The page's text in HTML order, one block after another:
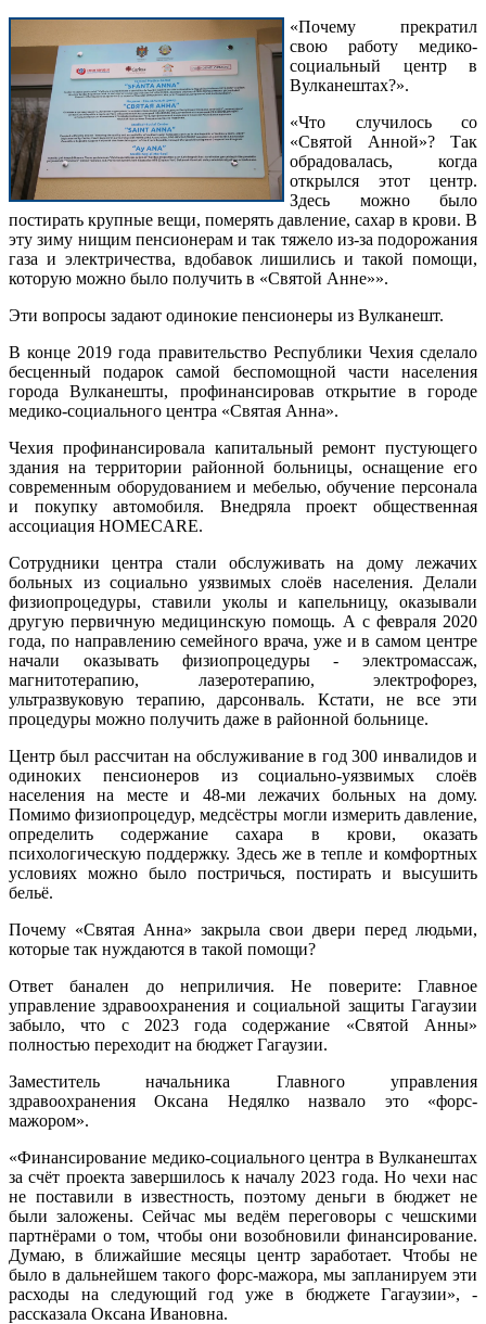
«Почему прекратил
свою работу медико-
социальный центр в
Вулканештах?».
«Что случилось со
«Святой Анной»? Так
обрадовалась, когда
открылся этот центр.
Здесь можно было
постирать крупные вещи, померять давление, сахар в крови. В
эту зиму нищим пенсионерам и так тяжело из-за подорожания
газа и электричества, вдобавок лишились и такой помощи,
которую можно было получить в «Святой Анне»».
Эти вопросы задают одинокие пенсионеры из Вулканешт.
В конце 2019 года правительство Республики Чехия сделало
бесценный подарок самой беспомощной части населения
города Вулканешты, профинансировав открытие в городе
медико-социального центра «Святая Анна».
Чехия профинансировала капитальный ремонт пустующего
здания на территории районной больницы, оснащение его
современным оборудованием и мебелью, обучение персонала
и покупку автомобиля. Внедряла проект общественная
ассоциация HOMECARE.
Сотрудники центра стали обслуживать на дому лежачих
больных из социально уязвимых слоёв населения. Делали
физиопроцедуры, ставили уколы и капельницу, оказывали
другую первичную медицинскую помощь. А с февраля 2020
года, по направлению семейного врача, уже и в самом центре
начали оказывать физиопроцедуры - электромассаж,
магнитотерапию, лазеротерапию, электрофорез,
ультразвуковую терапию, дарсонваль. Кстати, не все эти
процедуры можно получить даже в районной больнице.
Центр был рассчитан на обслуживание в год 300 инвалидов и
одиноких пенсионеров из социально-уязвимых слоёв
населения на месте и 48-ми лежачих больных на дому.
Помимо физиопроцедур, медсёстры могли измерить давление,
определить содержание сахара в крови, оказать
психологическую поддержку. Здесь же в тепле и комфортных
условиях можно было постричься, постирать и высушить
бельё.
Почему «Святая Анна» закрыла свои двери перед людьми,
которые так нуждаются в такой помощи?
Ответ банален до неприличия. Не поверите: Главное
управление здравоохранения и социальной защиты Гагаузии
забыло, что с 2023 года содержание «Святой Анны»
полностью переходит на бюджет Гагаузии.
Заместитель начальника Главного управления
здравоохранения Оксана Недялко назвало это «форс-
мажором».
«Финансирование медико-социального центра в Вулканештах
за счёт проекта завершилось к началу 2023 года. Но чехи нас
не поставили в известность, поэтому деньги в бюджет не
были заложены. Сейчас мы ведём переговоры с чешскими
партнёрами о том, чтобы они возобновили финансирование.
Думаю, в ближайшие месяцы центр заработает. Чтобы не
было в дальнейшем такого форс-мажора, мы запланируем эти
расходы на следующий год уже в бюджете Гагаузии», -
рассказала Оксана Ивановна.